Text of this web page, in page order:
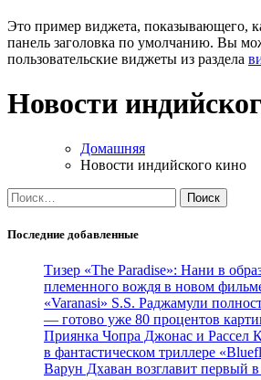
Это пример виджета, показывающего,
панель заголовка по умолчанию. Вы
пользовательские виджеты из раздела
Новости
Домашняя
Новости индийского кино
Найти:
Последние добавленные
Тизер «The Paradise»: Нани в
племенного вождя в новом
«Varanasi» S.S. Раджамули
— готово уже 80 процентов
Приянка Чопра Джонас и Рассел
в фантастическом триллере
Варун Дхаван возглавит первый